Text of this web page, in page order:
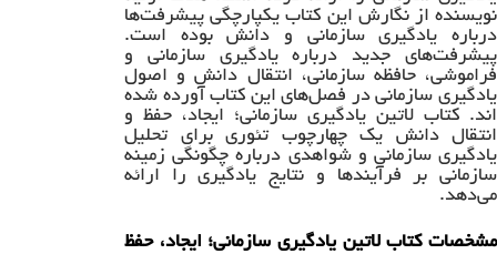
نویسنده از نگارش این کتاب یکپارچگی پیشرفت‌ها
درباره یادگیری سازمانی و دانش بوده است.
پیشرفت‌های جدید درباره یادگیری سازمانی و
فراموشی، حافظه سازمانی، انتقال دانش و اصول
یادگیری سازمانی در فصل‌های این کتاب آورده شده
اند. کتاب لاتین یادگیری سازمانی؛ ایجاد، حفظ و
انتقال دانش یک چهارچوب تئوری برای تحلیل
یادگیری سازمانی و شواهدی درباره چگونگی زمینه
سازمانی بر فرآیندها و نتایج یادگیری را ارائه
می‌دهد.
مشخصات کتاب لاتین یادگیری سازمانی؛ ایجاد، حفظ